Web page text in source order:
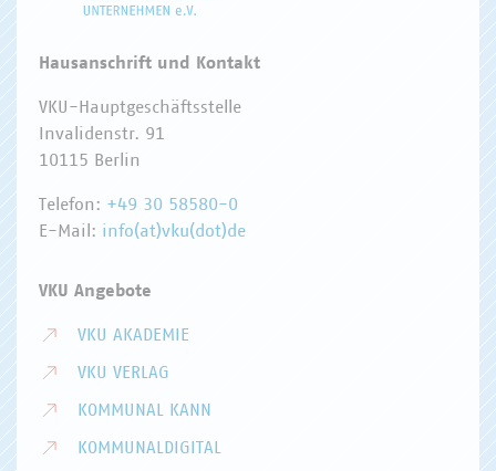
Hausanschrift und Kontakt
VKU-Hauptgeschäftsstelle
Invalidenstr. 91
10115 Berlin
Telefon: +49 30 58580-0
E-Mail: info(at)vku(dot)de
VKU Angebote
VKU AKADEMIE
VKU VERLAG
KOMMUNAL KANN
KOMMUNALDIGITAL